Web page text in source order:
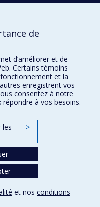
2013 de l’Université
2012 de l’Université
de
d’améliorer et de
Certains témoins
et la
enregistrent vos
consentez à notre
à vos besoins.
les
>
et nos conditions